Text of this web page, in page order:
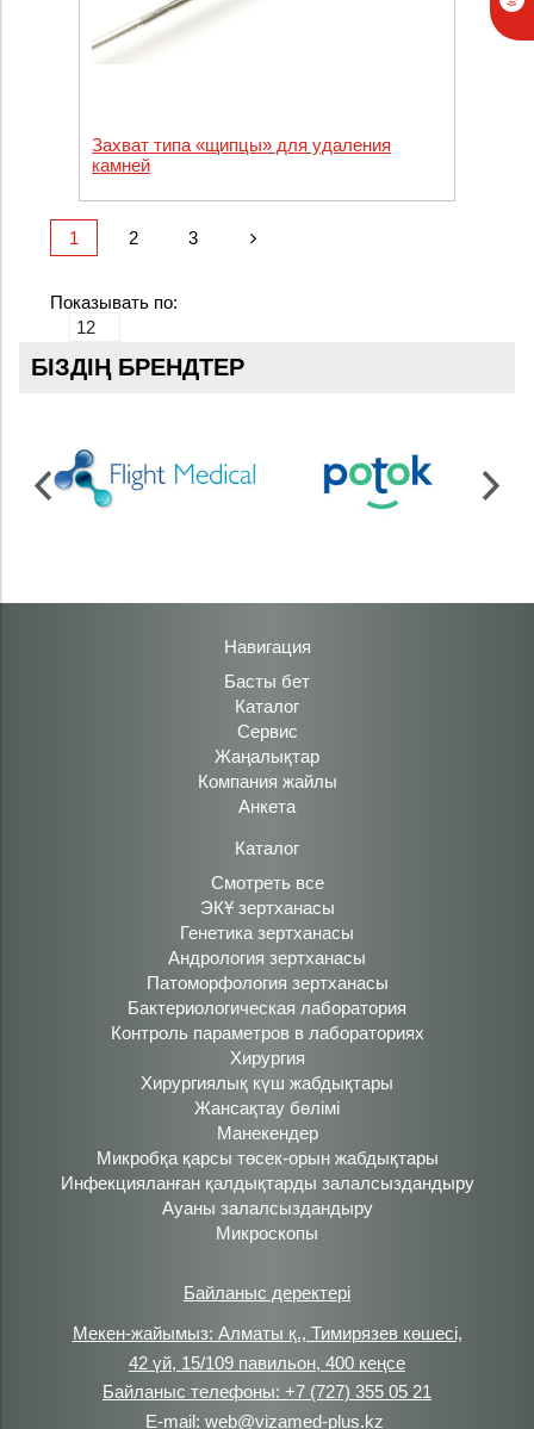
Захват типа «щипцы» для удаления
камней
1 2 3
Показывать по:
БІЗДІҢ БРЕНДТЕР
Навигация
Басты бет
Каталог
Сервис
Жаңалықтар
Компания жайлы
Анкета
Каталог
Смотреть все
ЭКҰ зертханасы
Генетика зертханасы
Андрология зертханасы
Патоморфология зертханасы
Бактериологическая лаборатория
Контроль параметров в лабораториях
Хирургия
Хирургиялық күш жабдықтары
Жансақтау бөлімі
Манекендер
Микробқа қарсы төсек-орын жабдықтары
Инфекцияланған қалдықтарды залалсыздандыру
Ауаны залалсыздандыру
Микроскопы
Байланыс деректері
Мекен-жайымыз: Алматы қ., Тимирязев көшесі,
42 үй, 15/109 павильон, 400 кеңсе
Байланыс телефоны: +7 (727) 355 05 21
E-mail: web@vizamed-plus.kz